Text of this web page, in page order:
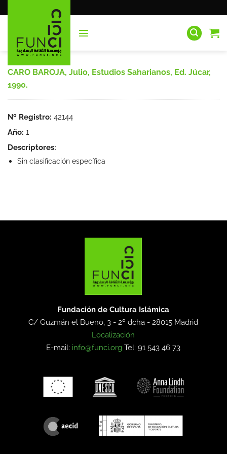
al
CARO BAROJA, Julio, Estudios Saharianos, Ed. Júcar,
1990.
Nº Registro: 42144
Año: 1
Descriptores:
Sin clasificación específica
Fundación de Cultura Islámica
C/ Guzmán el Bueno, 3 - 2º dcha -28015 Madrid
Localización
E-mail: info@funci.org Tel: 91 543 46 73